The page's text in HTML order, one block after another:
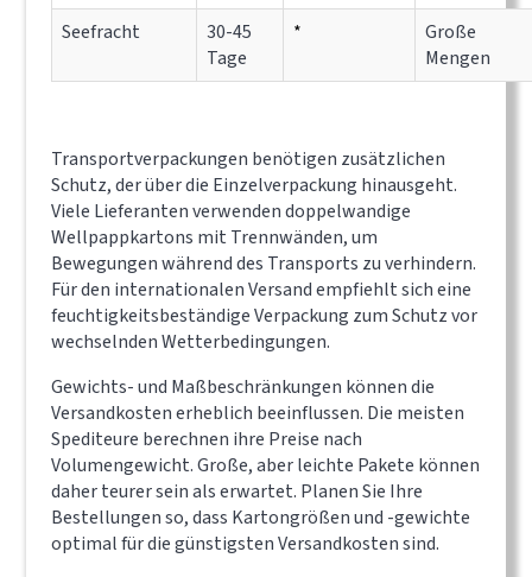
Seefracht
30-45
Tage
*
Große
Mengen
Transportverpackungen benötigen zusätzlichen
Schutz, der über die Einzelverpackung hinausgeht.
Viele Lieferanten verwenden doppelwandige
Wellpappkartons mit Trennwänden, um
Bewegungen während des Transports zu verhindern.
Für den internationalen Versand empfiehlt sich eine
feuchtigkeitsbeständige Verpackung zum Schutz vor
wechselnden Wetterbedingungen.
Gewichts- und Maßbeschränkungen können die
Versandkosten erheblich beeinflussen. Die meisten
Spediteure berechnen ihre Preise nach
Volumengewicht. Große, aber leichte Pakete können
daher teurer sein als erwartet. Planen Sie Ihre
Bestellungen so, dass Kartongrößen und -gewichte
optimal für die günstigsten Versandkosten sind.